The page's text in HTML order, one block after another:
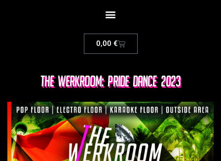
0,00 €
The Werkroom: Pride Dance 2023